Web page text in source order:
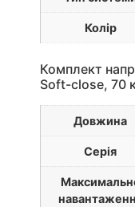
Колір
Комплект
Soft-close, 70
Довжина
Серія